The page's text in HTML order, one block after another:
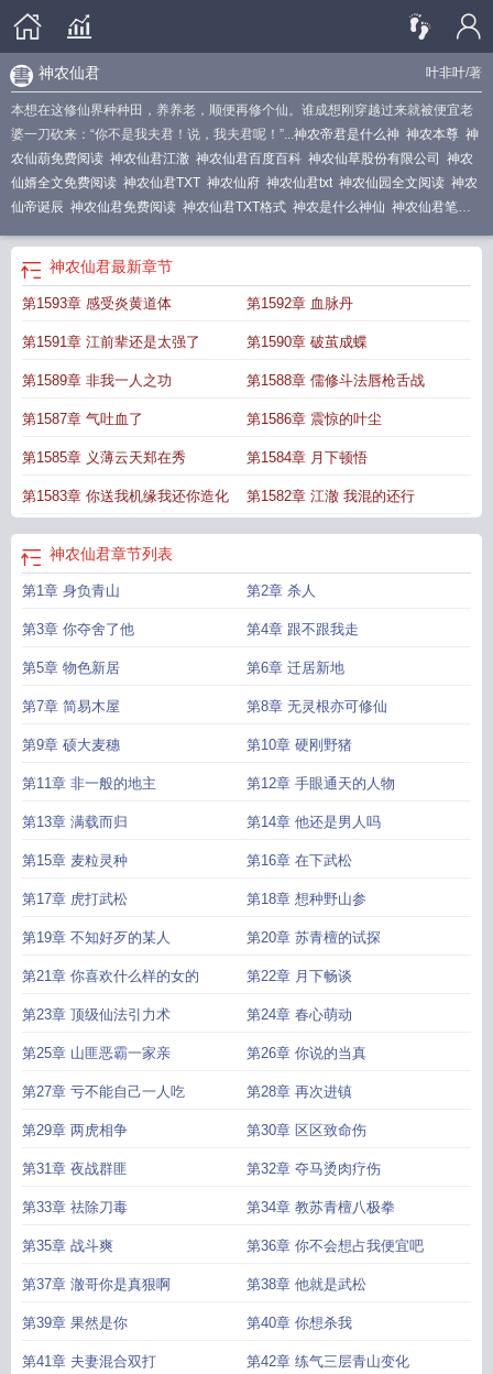
叶非叶/著
神农仙君
本想在这修仙界种种田，养养老，顺便再修个仙。谁成想刚穿越过来就被便宜老
婆一刀砍来：“你不是我夫君！说，我夫君呢！”...神农帝君是什么神 神农本尊 神
农仙葫免费阅读 神农仙君江澈 神农仙君百度百科 神农仙草股份有限公司 神农
仙婿全文免费阅读 神农仙君TXT 神农仙府 神农仙君txt 神农仙园全文阅读 神农
仙帝诞辰 神农仙君免费阅读 神农仙君TXT格式 神农是什么神仙 神农仙君笔趣
非叶TXT
神农仙君虾仁 神农仙君纵横
仙君最新章节
txt神农仙君网神农仙君_txt 神农仙君叶非叶神农仙君全本TXT
君诞辰
神农仙戒免费阅读神农仙君在线阅读无弹窗神农仙君在线阅读
君笔趣阁神农仙术
神农仙君最新章节
第1593章 感受炎黄道体 第1592章 血脉丹
第1591章 江前辈还是太强了 第1590章 破茧成蝶
第1589章 非我一人之功 第1588章 儒修斗法唇枪舌战
第1587章 气吐血了 第1586章 震惊的叶尘
第1585章 义薄云天郑在秀 第1584章 月下顿悟
第1583章 你送我机缘我还你造化 第1582章 江澈 我混的还行
神农仙君章节列表
第1章 身负青山 第2章 杀人
第3章 你夺舍了他 第4章 跟不跟我走
第5章 物色新居 第6章 迁居新地
第7章 简易木屋 第8章 无灵根亦可修仙
第9章 硕大麦穗 第10章 硬刚野猪
第11章 非一般的地主 第12章 手眼通天的人物
第13章 满载而归 第14章 他还是男人吗
第15章 麦粒灵种 第16章 在下武松
第17章 虎打武松 第18章 想种野山参
第19章 不知好歹的某人 第20章 苏青檀的试探
第21章 你喜欢什么样的女的 第22章 月下畅谈
第23章 顶级仙法引力术 第24章 春心萌动
第25章 山匪恶霸一家亲 第26章 你说的当真
第27章 亏不能自己一人吃 第28章 再次进镇
第29章 两虎相争 第30章 区区致命伤
第31章 夜战群匪 第32章 夺马烫肉疗伤
第33章 祛除刀毒 第34章 教苏青檀八极拳
第35章 战斗爽 第36章 你不会想占我便宜吧
第37章 澈哥你是真狠啊 第38章 他就是武松
第39章 果然是你 第40章 你想杀我
第41章 夫妻混合双打 第42章 练气三层青山变化